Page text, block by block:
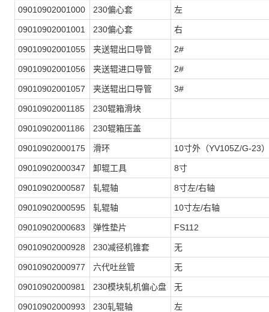
09010902001000 230偏心套 左
09010902001001 230偏心套 右
09010902001055 夹送辊出口导管 2#
09010902001056 夹送辊进口导管 2#
09010902001057 夹送辊出口导管 3#
09010902001185 230辊箱滑块
09010902001186 230辊箱压盖
09010902000175 滑环 10寸外（YV105Z/G-23）
09010902000347 卸辊工具 8寸
09010902000587 轧辊轴 8寸左/右轴
09010902000595 轧辊轴 10寸左/右轴
09010902000683 弹性垫片 FS112
09010902000928 230减径机锥套 无
09010902000977 六代吐丝管 无
09010902000981 230模块轧机偏心盘 无
09010902000993 230轧辊轴 左